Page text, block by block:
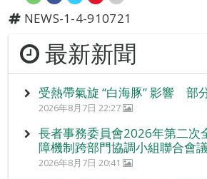
NEWS-1-4-910721
最新新聞
受熱帶氣旋 “白海豚” 影響 部
2026年8月7日 22:27
長者事務委員會2026年第二次
障機制跨部門協調小組聯合會
2026年8月7日 20:41